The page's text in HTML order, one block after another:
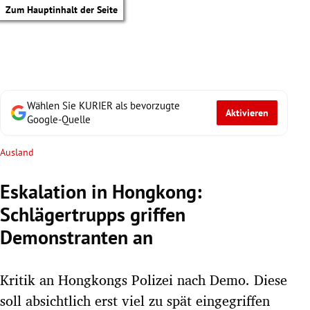
Zum Hauptinhalt der Seite
Wählen Sie KURIER als bevorzugte
Google-Quelle
Aktivieren
Ausland
Eskalation in Hongkong:
Schlägertrupps griffen
Demonstranten an
Kritik an Hongkongs Polizei nach Demo. Diese
soll absichtlich erst viel zu spät eingegriffen